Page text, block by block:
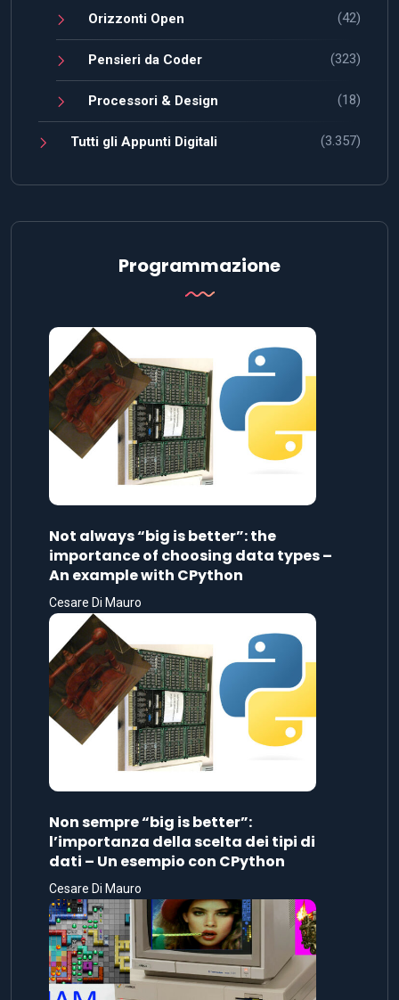
Orizzonti Open (42)
Pensieri da Coder (323)
Processori & Design (18)
Tutti gli Appunti Digitali (3.357)
Programmazione
Not always “big is better”: the
importance of choosing data types –
An example with CPython
Cesare Di Mauro
Non sempre “big is better”:
l’importanza della scelta dei tipi di
dati – Un esempio con CPython
Cesare Di Mauro